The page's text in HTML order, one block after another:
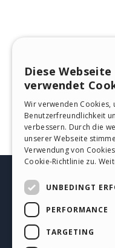
HELP
Diese Webseite
verwendet
Wir verwenden Cookies,
Benutzerfreundlichkeit
verbessern. Durch die
unserer Webseite
Verwendung von
Cookie-Richtlinie zu.
UNBEDINGT
PERFORMANCE
TARGETING